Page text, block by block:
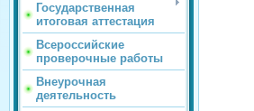
Государственная
итоговая аттестация
Всероссийские
проверочные работы
Внеурочная
деятельность